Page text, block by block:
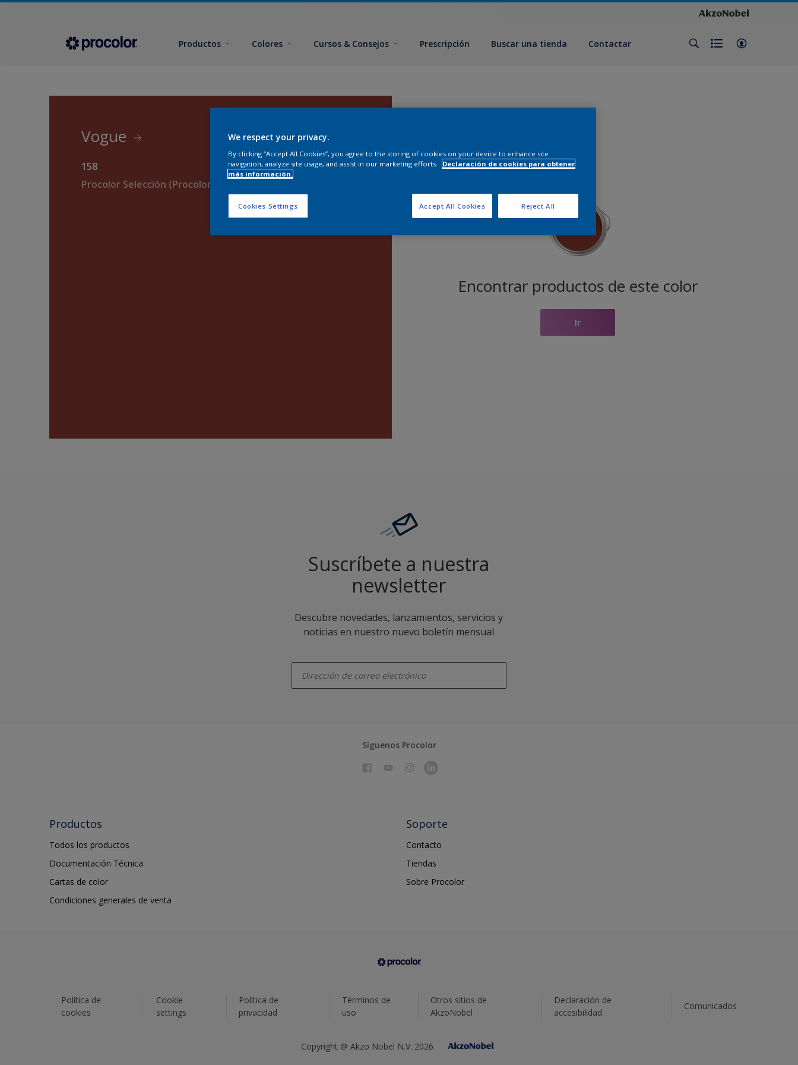
Productos Colores Cursos & Consejos Prescripción Buscar una tienda Contactar
Vogue
158
Procolor Selección (Procolor Interior)
Encontrar productos de este color
Ir
Suscríbete a nuestra
newsletter
Descubre novedades, lanzamientos, servicios y
noticias en nuestro nuevo boletín mensual
Síguenos Procolor
Productos
Todos los productos
Documentación Técnica
Cartas de color
Condiciones generales de venta
Soporte
Contacto
Tiendas
Sobre Procolor
Política de
cookies
Cookie
settings
Política de
privacidad
Términos de
uso
Otros sitios de
AkzoNobel
Declaración de
accesibilidad
Comunicados
Copyright @ Akzo Nobel N.V. 2026
We respect your privacy.
By clicking “Accept All Cookies”, you agree to the storing of cookies on your device to enhance site
navigation, analyze site usage, and assist in our marketing efforts.
Declaración de cookies para obtener
más información.
Cookies Settings Reject All
Accept All Cookies